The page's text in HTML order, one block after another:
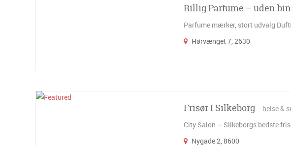
Billig Parfume – uden
Parfume mærker, stort udvalg
Hørvænget 7, 2630
Frisør I Silkeborg helse &
City Salon – Silkeborgs bedste
Nygade 2, 8600